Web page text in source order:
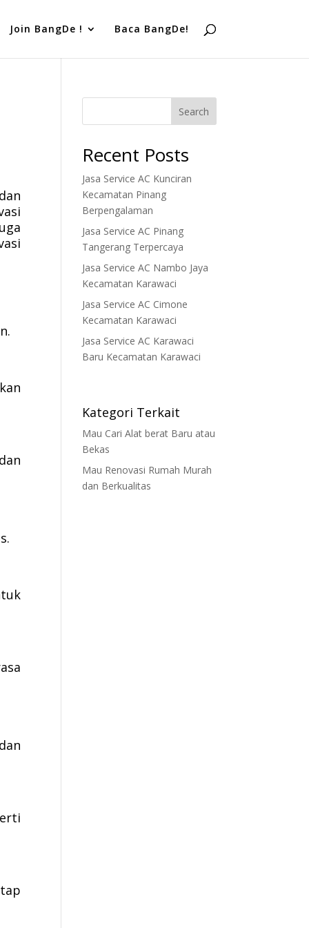
Join BangDe ! Baca BangDe!
Search
Recent Posts
Jasa Service AC Kunciran
Kecamatan Pinang
Berpengalaman
Jasa Service AC Pinang
Tangerang Terpercaya
Jasa Service AC Nambo Jaya
Kecamatan Karawaci
Jasa Service AC Cimone
Kecamatan Karawaci
Jasa Service AC Karawaci
Baru Kecamatan Karawaci
Kategori Terkait
Mau Cari Alat berat Baru atau
Bekas
Mau Renovasi Rumah Murah
dan Berkualitas